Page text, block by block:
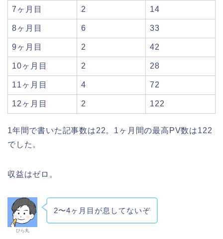
7ヶ月目 2 14
8ヶ月目 6 33
9ヶ月目 2 42
10ヶ月目 2 28
11ヶ月目 4 72
12ヶ月目 2 122
1年間で書いた記事数は22。1ヶ月間の最高PV数は122
でした。
収益はゼロ。
ひら丸
2〜4ヶ月目が息してないぞ